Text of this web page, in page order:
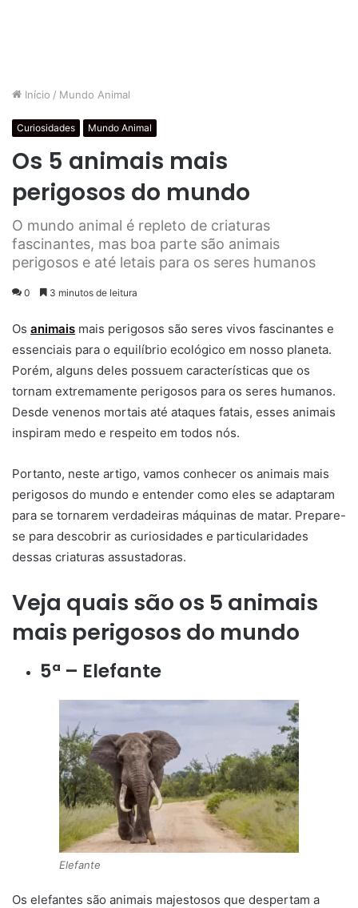
Início / Mundo Animal
Curiosidades Mundo Animal
Os 5 animais mais
perigosos do mundo
O mundo animal é repleto de criaturas
fascinantes, mas boa parte são animais
perigosos e até letais para os seres humanos
0 3 minutos de leitura
Os animais mais perigosos são seres vivos fascinantes e
essenciais para o equilíbrio ecológico em nosso planeta.
Porém, alguns deles possuem características que os
tornam extremamente perigosos para os seres humanos.
Desde venenos mortais até ataques fatais, esses animais
inspiram medo e respeito em todos nós.
Portanto, neste artigo, vamos conhecer os animais mais
perigosos do mundo e entender como eles se adaptaram
para se tornarem verdadeiras máquinas de matar. Prepare-
se para descobrir as curiosidades e particularidades
dessas criaturas assustadoras.
Veja quais são os 5 animais
mais perigosos do mundo
5ª – Elefante
Elefante
Os elefantes são animais majestosos que despertam a